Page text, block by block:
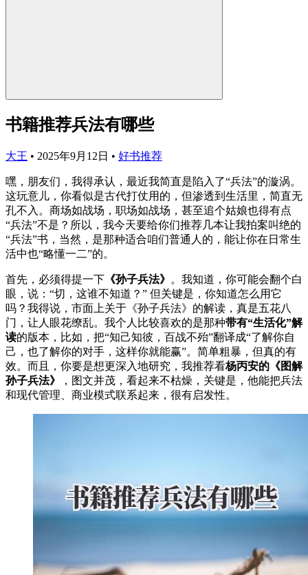
书籍推荐兵法有哪些
大王 • 2025年9月12日 • 好书推荐
嘿，朋友们，我得承认，最近我简直是陷入了“兵法”的漩涡。
这玩意儿，你看似是古代打仗用的，但渗透到生活里，简直无
孔不入。商场如战场，职场如战场，甚至追个姑娘也得有点
“兵法”不是？所以，我今天要给你们推荐几本让我拍案叫绝的
“兵法”书，当然，是那种适合咱们普通人的，能让你在日常生
活中也“略懂一二”的。
首先，必须得提一下 《孙子兵法》 。我知道，你可能会翻个白
眼，说：“切，这谁不知道？” 但关键是，你知道怎么用它
吗？我得说，市面上关于《孙子兵法》的解读，真是五花八
门，让人眼花缭乱。我个人比较喜欢的是那种带有“生活化”解
读的版本，比如，把“知己知彼，百战不殆”翻译成“了解你自
己，也了解你的对手，这样你就能赢”。简单粗暴，但真的有
效。而且，你要是想更深入地研究，我推荐看杨丙安的《图解
孙子兵法》
，图文并茂，看起来不枯燥，关键是，他能把兵法
和现代管理、商业模式联系起来，很有启发性。